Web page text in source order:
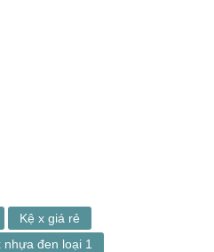
Kệ x giá rẻ
nhựa đen loại 1